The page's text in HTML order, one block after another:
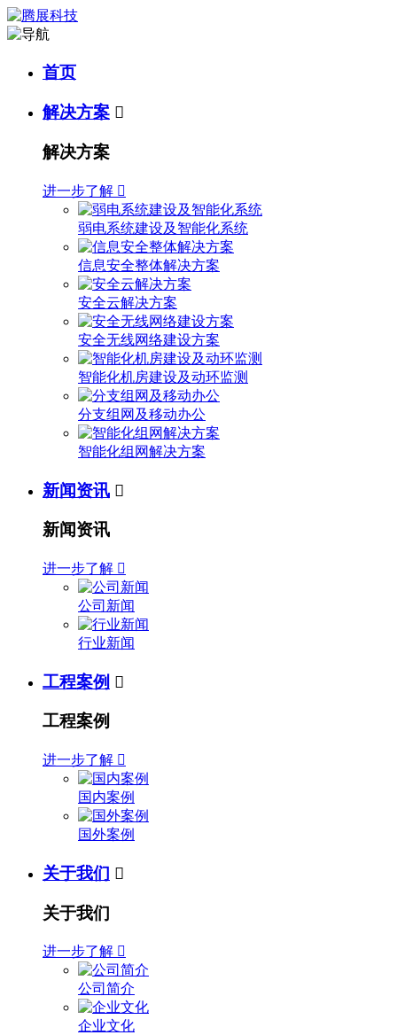
首页
解决方案 
解决方案
进一步了解 
弱电系统建设及智能化系统
信息安全整体解决方案
安全云解决方案
安全无线网络建设方案
智能化机房建设及动环监测
分支组网及移动办公
智能化组网解决方案
新闻资讯 
新闻资讯
进一步了解 
公司新闻
行业新闻
工程案例 
工程案例
进一步了解 
国内案例
国外案例
关于我们 
关于我们
进一步了解 
公司简介
企业文化